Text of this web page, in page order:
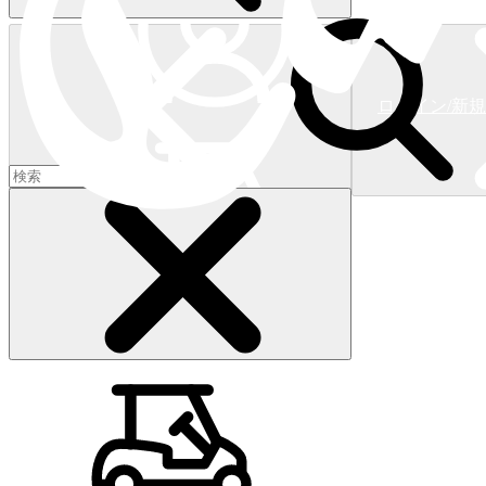
ログイン/新
ショッピングカート 0)